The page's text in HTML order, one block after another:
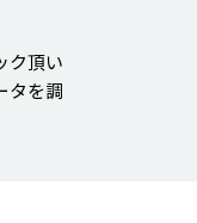
ク頂い
タを調